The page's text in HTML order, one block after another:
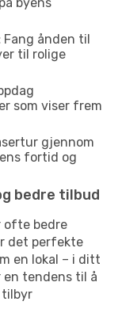
Fang ånden til
til rolige
som viser frem
gjennom
fortid og
bedre tilbud
ofte bedre
det perfekte
en lokal – i ditt
en tendens til å
tilbyr